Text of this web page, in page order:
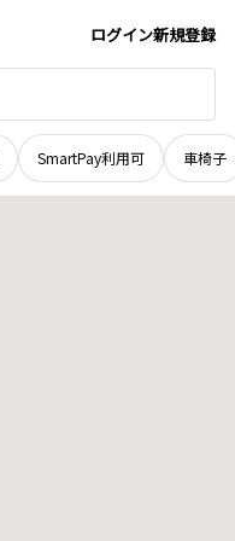
ログイン新規登録
SmartPay利用可 車椅子